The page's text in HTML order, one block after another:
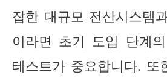
잡한 대규모 전산시스템
이라면 초기 도입 단계
테스트가 중요합니다. 또